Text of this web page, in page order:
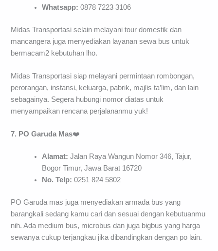
Whatsapp: 0878 7223 3106
Midas Transportasi selain melayani tour domestik dan
mancangera juga menyediakan layanan sewa bus untuk
bermacam2 kebutuhan lho.
Midas Transportasi siap melayani permintaan rombongan,
perorangan, instansi, keluarga, pabrik, majlis ta’lim, dan lain
sebagainya. Segera hubungi nomor diatas untuk
menyampaikan rencana perjalananmu yuk!
7. PO Garuda Mas❤️
Alamat: Jalan Raya Wangun Nomor 346, Tajur,
Bogor Timur, Jawa Barat 16720
No. Telp: 0251 824 5802
PO Garuda mas juga menyediakan armada bus yang
barangkali sedang kamu cari dan sesuai dengan kebutuanmu
nih. Ada medium bus, microbus dan juga bigbus yang harga
sewanya cukup terjangkau jika dibandingkan dengan po lain.